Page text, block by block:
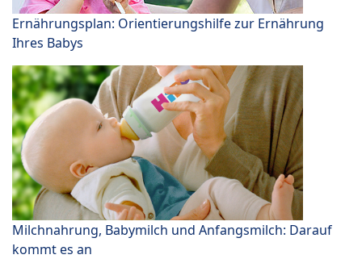
Ernährungsplan: Orientierungshilfe zur Ernährung
Ihres Babys
Milchnahrung, Babymilch und Anfangsmilch: Darauf
kommt es an